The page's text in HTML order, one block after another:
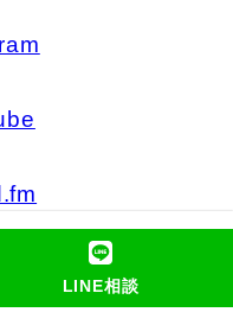
利用規約
LINE相談